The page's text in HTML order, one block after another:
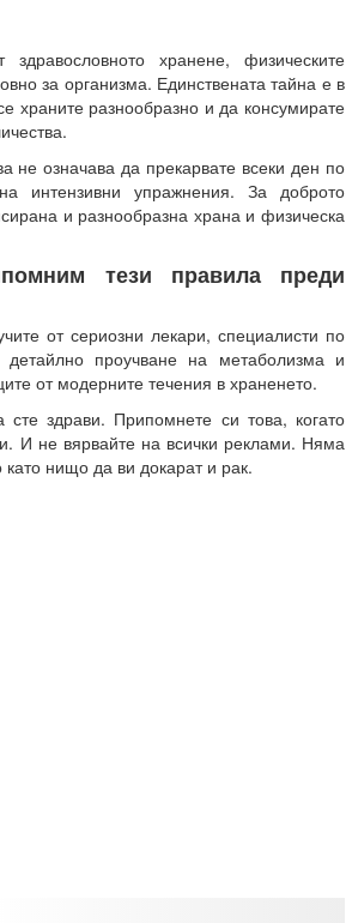
хранене, физическите
за организма. Единствената тайна е в
храните разнообразно и да консумирате
не означава да прекарвате всеки ден по
интензивни упражнения. За доброто
и разнообразна храна и физическа
тези правила преди
от сериозни лекари, специалисти по
проучване на метаболизма и
от модерните течения в храненето.
здрави. Припомнете си това, когато
И не вярвайте на всички реклами. Няма
нищо да ви докарат и рак.